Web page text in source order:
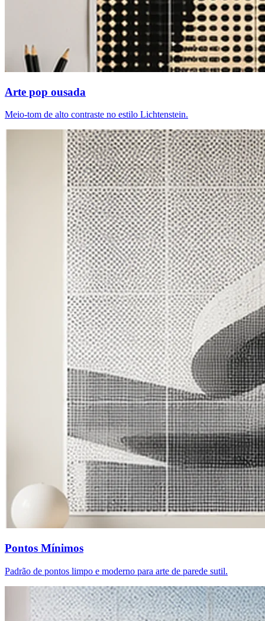
Arte pop ousada
Meio-tom de alto contraste no estilo Lichtenstein.
Pontos Mínimos
Padrão de pontos limpo e moderno para arte de parede sutil.